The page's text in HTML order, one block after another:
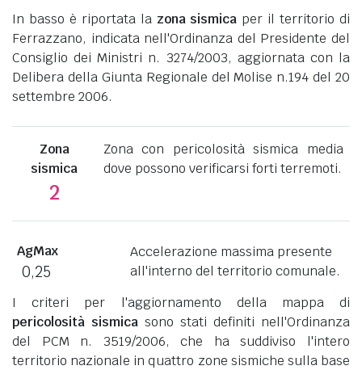
In basso è riportata la zona sismica per il territorio di
Ferrazzano, indicata nell'Ordinanza del Presidente del
Consiglio dei Ministri n. 3274/2003, aggiornata con la
Delibera della Giunta Regionale del Molise n.194 del 20
settembre 2006.
Zona
sismica
2
Zona con pericolosità sismica media
dove possono verificarsi forti terremoti.
AgMax
0,25
Accelerazione massima presente
all'interno del territorio comunale.
I criteri per l'aggiornamento della mappa di
pericolosità sismica sono stati definiti nell'Ordinanza
del PCM n. 3519/2006, che ha suddiviso l'intero
territorio nazionale in quattro zone sismiche sulla base